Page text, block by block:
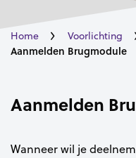
Home Voorlichting
Aanmelden Brugmodule
Aanmelden
Wanneer wil je